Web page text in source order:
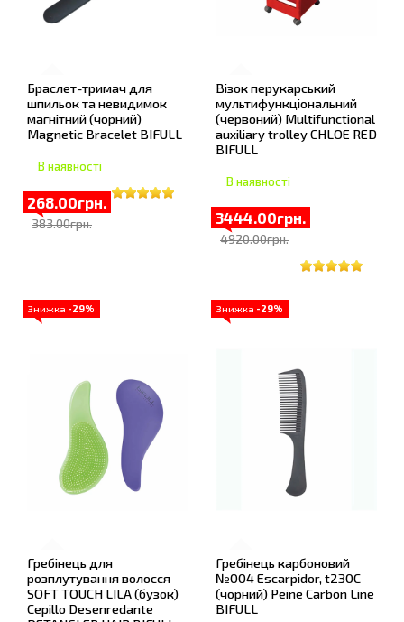
Браслет-тримач для
шпильок та невидимок
магнітний (чорний)
Magnetic Bracelet BIFULL
В наявності
268.00грн.
383.00грн.
Візок перукарський
мультифункціональний
(червоний) Multifunctional
auxiliary trolley CHLOE RED
BIFULL
В наявності
3444.00грн.
4920.00грн.
Знижка -29%
Гребінець для
розплутування волосся
SOFT TOUCH LILA (бузок)
Cepillo Desenredante
Знижка -29%
Гребінець карбоновий
№004 Escarpidor, t230С
(чорний) Peine Carbon Line
BIFULL